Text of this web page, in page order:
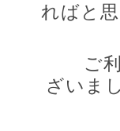
ればと
ご利
ざいま